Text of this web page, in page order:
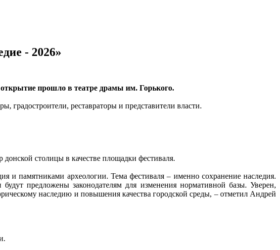
- 2026»
открытие прошло в театре драмы им. Горького.
градостроители, реставраторы и представители власти.
столицы в качестве площадки фестиваля.
и памятниками археологии. Тема фестиваля – именно сохранение наследия.
предложены законодателям для изменения нормативной базы. Уверен,
наследию и повышения качества городской среды, – отметил Андрей